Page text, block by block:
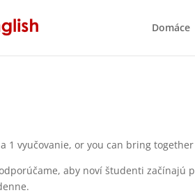
Domáce
1 vyučovanie,or you can bring
aby noví študenti začínajú